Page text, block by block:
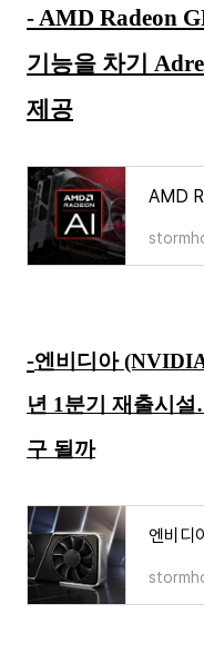
- AMD Radeon
기능을 차기
제공
-엔비디아
년 1분기 재출시
구 될까